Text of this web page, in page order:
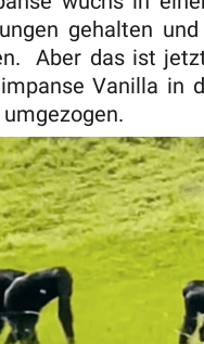
gehalten
Aber das ist
Vanilla in